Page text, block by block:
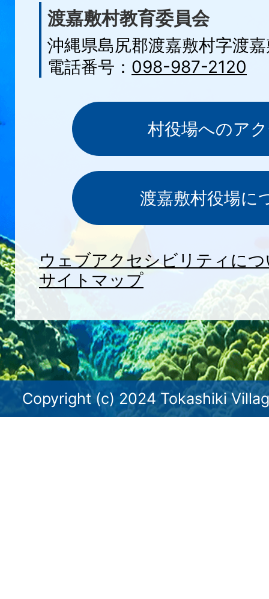
渡嘉敷村教育委員会
沖縄県島尻郡渡嘉敷村字渡
電話番号： 098-987-2120
村役場へのア
渡嘉敷村役場に
ウェブアクセシビリティに
サイトマップ
Copyright (c) 2024 Tokashiki